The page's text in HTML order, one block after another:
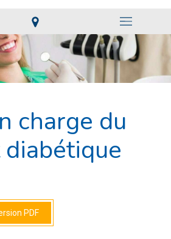
charge du
PDF